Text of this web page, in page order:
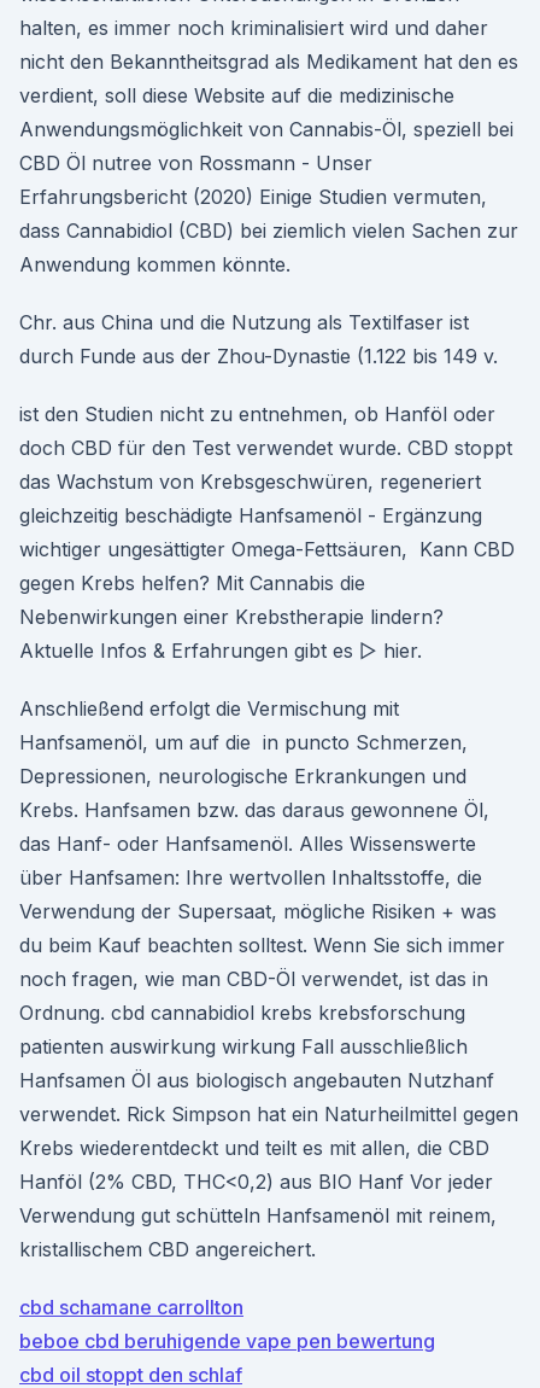
halten, es immer noch kriminalisiert wird und daher
nicht den Bekanntheitsgrad als Medikament hat den es
verdient, soll diese Website auf die medizinische
Anwendungsmöglichkeit von Cannabis-Öl, speziell bei
CBD Öl nutree von Rossmann - Unser
Erfahrungsbericht (2020) Einige Studien vermuten,
dass Cannabidiol (CBD) bei ziemlich vielen Sachen zur
Anwendung kommen könnte.
Chr. aus China und die Nutzung als Textilfaser ist
durch Funde aus der Zhou-Dynastie (1.122 bis 149 v.
ist den Studien nicht zu entnehmen, ob Hanföl oder
doch CBD für den Test verwendet wurde. CBD stoppt
das Wachstum von Krebsgeschwüren, regeneriert
gleichzeitig beschädigte Hanfsamenöl - Ergänzung
wichtiger ungesättigter Omega-Fettsäuren, Kann CBD
gegen Krebs helfen? Mit Cannabis die
Nebenwirkungen einer Krebstherapie lindern?
Aktuelle Infos & Erfahrungen gibt es ▷ hier.
Anschließend erfolgt die Vermischung mit
Hanfsamenöl, um auf die in puncto Schmerzen,
Depressionen, neurologische Erkrankungen und
Krebs. Hanfsamen bzw. das daraus gewonnene Öl,
das Hanf- oder Hanfsamenöl. Alles Wissenswerte
über Hanfsamen: Ihre wertvollen Inhaltsstoffe, die
Verwendung der Supersaat, mögliche Risiken + was
du beim Kauf beachten solltest. Wenn Sie sich immer
noch fragen, wie man CBD-Öl verwendet, ist das in
Ordnung. cbd cannabidiol krebs krebsforschung
patienten auswirkung wirkung Fall ausschließlich
Hanfsamen Öl aus biologisch angebauten Nutzhanf
verwendet. Rick Simpson hat ein Naturheilmittel gegen
Krebs wiederentdeckt und teilt es mit allen, die CBD
Hanföl (2% CBD, THC<0,2) aus BIO Hanf Vor jeder
Verwendung gut schütteln Hanfsamenöl mit reinem,
kristallischem CBD angereichert.
cbd schamane carrollton
beboe cbd beruhigende vape pen bewertung
cbd oil stoppt den schlaf